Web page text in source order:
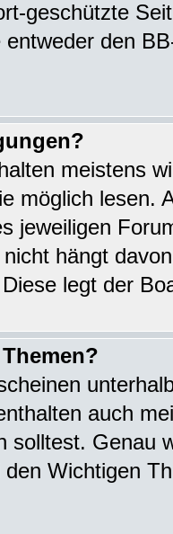
geschützte
den
meistens
möglich lesen.
jeweiligen
hängt
legt der
auch
solltest. Genau
Wichtigen